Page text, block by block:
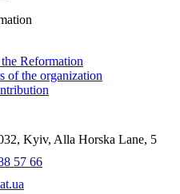
Reformation
of the organization
Kyiv, Alla Horska Lane, 5
57 66